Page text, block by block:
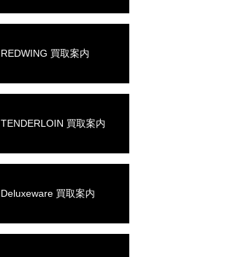
REDWING 買取案内
TENDERLOIN 買取案内
Deluxeware 買取案内